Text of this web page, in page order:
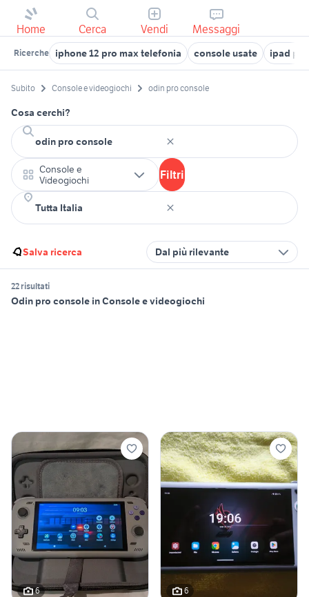
Home Cerca Vendi Messaggi
Ricerche iphone 12 pro max telefonia console usate ipad
Subito Console e videogiochi odin pro console
Cosa cerchi?
Console e
Videogiochi
Filtri
Salva ricerca Dal più rilevante
22 risultati
Odin pro console in Console e videogiochi
6 6